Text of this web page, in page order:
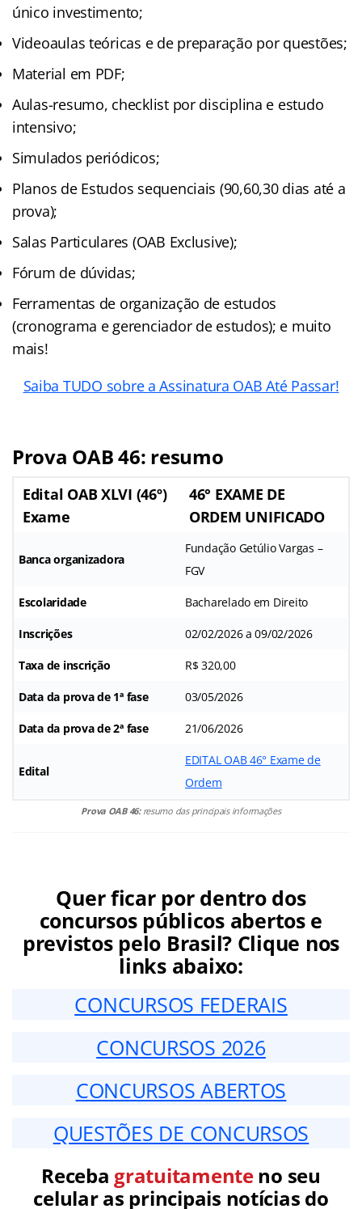
único investimento;
Videoaulas teóricas e de preparação por questões;
Material em PDF;
Aulas-resumo, checklist por disciplina e estudo
intensivo;
Simulados periódicos;
Planos de Estudos sequenciais (90,60,30 dias até a
prova);
Salas Particulares (OAB Exclusive);
Fórum de dúvidas;
Ferramentas de organização de estudos
(cronograma e gerenciador de estudos); e muito
mais!
Saiba TUDO sobre a Assinatura OAB Até Passar!
Prova OAB 46: resumo
Edital OAB XLVI (46º)
Exame
46° EXAME DE
ORDEM UNIFICADO
Banca organizadora
Fundação Getúlio Vargas –
FGV
Escolaridade Bacharelado em Direito
Inscrições 02/02/2026 a 09/02/2026
Taxa de inscrição R$ 320,00
Data da prova de 1ª fase 03/05/2026
Data da prova de 2ª fase 21/06/2026
Edital
EDITAL OAB 46° Exame de
Ordem
Prova OAB 46: resumo das principais informações
Quer ficar por dentro dos
concursos públicos abertos e
previstos pelo Brasil? Clique nos
links abaixo:
CONCURSOS FEDERAIS
CONCURSOS 2026
CONCURSOS ABERTOS
QUESTÕES DE CONCURSOS
Receba gratuitamenteno seu
celular as principais notícias do